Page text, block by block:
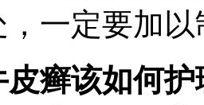
一定要加以
皮癣该如何